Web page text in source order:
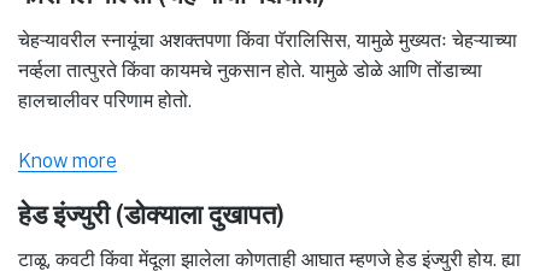
चेहऱ्यावरील स्नायूंचा अशक्तपणा किंवा पॅरालिसिस, यामुळे मुख्यतः चेहऱ्याच्या
नर्व्हला तात्पुरते किंवा कायमचे नुकसान होते. यामुळे डोळे आणि तोंडाच्या
हालचालीवर परिणाम होतो.
Know more
हेड इंज्युरी (डोक्याला दुखापत)
टाळू, कवटी किंवा मेंदूला झालेला कोणताही आघात म्हणजे हेड इंज्युरी होय. ह्या